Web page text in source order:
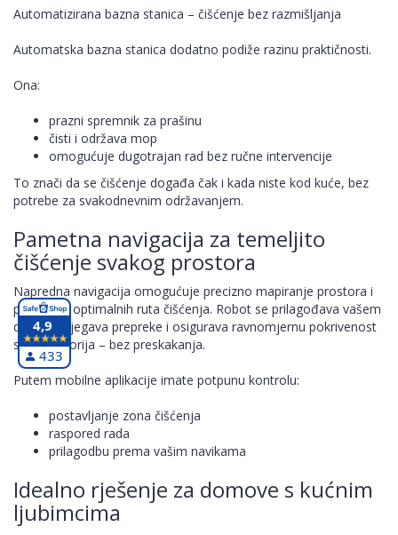
Automatizirana bazna stanica – čišćenje bez razmišljanja
Automatska bazna stanica dodatno podiže razinu praktičnosti.
Ona:
prazni spremnik za prašinu
čisti i održava mop
omogućuje dugotrajan rad bez ručne intervencije
To znači da se čišćenje događa čak i kada niste kod kuće, bez
potrebe za svakodnevnim održavanjem.
Pametna navigacija za temeljito
čišćenje svakog prostora
Napredna navigacija omogućuje precizno mapiranje prostora i
planiranje optimalnih ruta čišćenja. Robot se prilagođava vašem
domu, izbjegava prepreke i osigurava ravnomjernu pokrivenost
svih prostorija – bez preskakanja.
Putem mobilne aplikacije imate potpunu kontrolu:
postavljanje zona čišćenja
raspored rada
prilagodbu prema vašim navikama
Idealno rješenje za domove s kućnim
ljubimcima
4,9
433